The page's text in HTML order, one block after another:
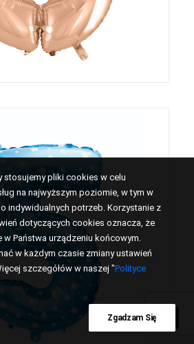
stosujemy pliki cookies w celu
na najwyższym poziomie, w tym w
indywidualnych potrzeb. Korzystanie z
dotyczących cookies oznacza, że
w Państwa urządzeniu końcowym.
w każdym czasie zmiany ustawień
szczegółów w naszej "Polityce
Zgadzam Się